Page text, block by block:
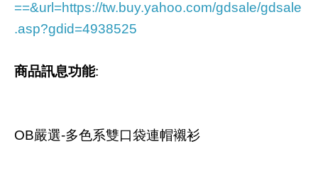
==&url=https://tw.buy.yahoo.com/gdsale/gdsale
.asp?gdid=4938525
商品訊息功能:
OB嚴選-多色系雙口袋連帽襯衫